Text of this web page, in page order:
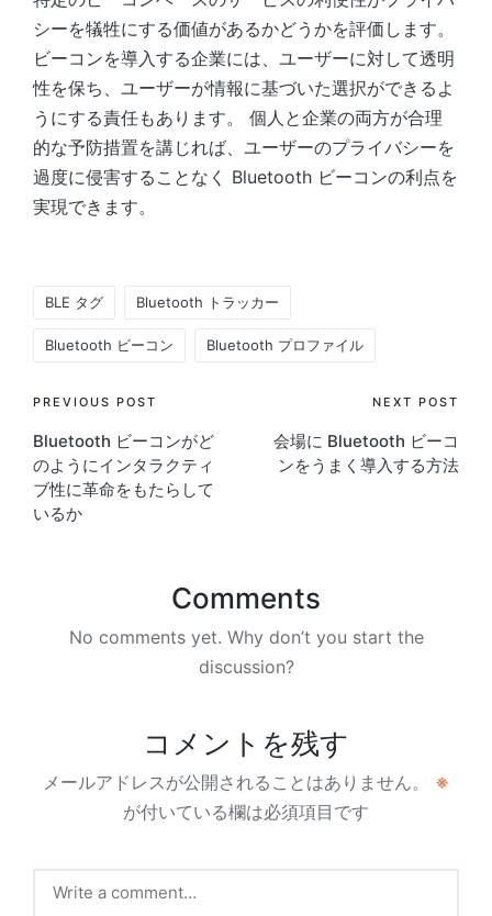
シーを犠牲にする価値があるかどうかを評価します。
ビーコンを導入する企業には、ユーザーに対して透明
性を保ち、ユーザーが情報に基づいた選択ができるよ
うにする責任もあります。 個人と企業の両方が合理
的な予防措置を講じれば、ユーザーのプライバシーを
過度に侵害することなく Bluetooth ビーコンの利点を
実現できます。
BLE タグ Bluetooth トラッカー
Bluetooth ビーコン Bluetooth プロファイル
Post
navigation
PREVIOUS POST
Bluetooth ビーコンがど
のようにインタラクティ
ブ性に革命をもたらして
いるか
NEXT POST
会場に Bluetooth ビーコ
ンをうまく導入する方法
Comments
No comments yet. Why don’t you start the
discussion?
コメントを残す
メールアドレスが公開されることはありません。
※
が付いている欄は必須項目です